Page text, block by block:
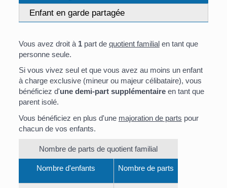
Enfant en garde partagée
Vous avez droit à 1part de quotient familialen tant que
personne seule.
Si vous vivez seul et que vous avez au moins un enfant
à charge exclusive (mineur ou majeur célibataire), vous
bénéficiez d'une demi-part supplémentaireen tant que
parent isolé.
Vous bénéficiez en plus d'une majoration de parts pour
chacun de vos enfants.
Nombre de parts de quotient familial
Nombre d'enfants Nombre de parts